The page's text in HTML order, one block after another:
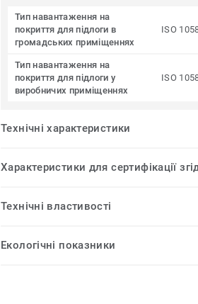
Тип навантаження на
покриття для підлоги в
громадських приміщеннях
ISO
Тип навантаження на
покриття для підлоги у
виробничих приміщеннях
ISO
Технічні характеристики
Характеристики для сертифікації
Технічні властивості
Екологічні показники